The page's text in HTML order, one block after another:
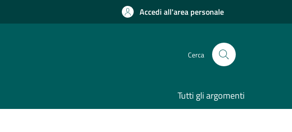
Accedi all'area personale
Cerca
Tutti gli argomenti